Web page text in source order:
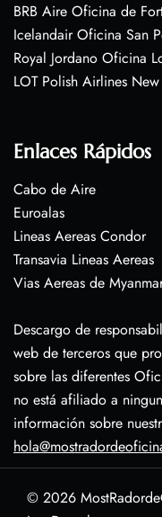
BRB Aire Oficina de
Icelandair Oficina San
Royal Jordano Oficina
LOT Polish Airlines
Enlaces Rápidos
Cabo de Aire
Euroalas
Lineas Aereas Condor
Transavia Lineas Aereas
Vias Aereas de
Descargo de
web de terceros que
sobre las diferentes
no está afiliado a
información sobre
© 2026